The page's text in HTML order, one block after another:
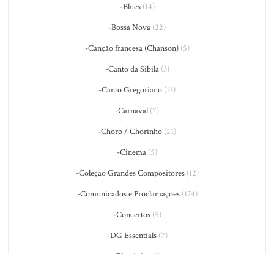
-Blues(14)
-Bossa Nova (22)
-Canção francesa (Chanson)(5)
-Canto da Sibila(3)
-Canto Gregoriano (13)
-Carnaval (7)
-Choro / Chorinho (21)
-Cinema (5)
-Coleção Grandes Compositores(12)
-Comunicados e Proclamações(174)
-Concertos(5)
-DG Essentials(7)